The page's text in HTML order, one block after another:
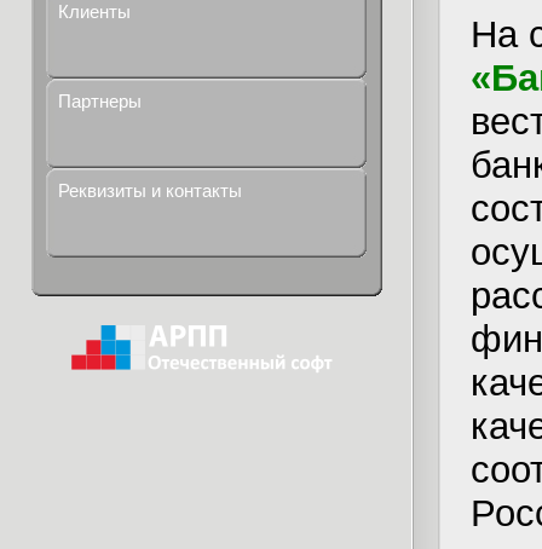
Клиенты
Партнеры
Реквизиты и контакты
На